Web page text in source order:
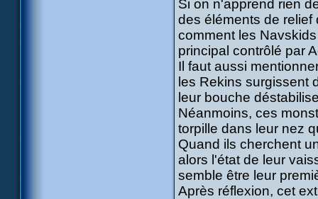
Si on n'apprend rien
des éléments de relief
comment les
principal contrôlé par
Il faut aussi
les Rekins surgissent
leur bouche
Néanmoins, ces
torpille dans leur nez
Quand ils cherchent
alors l'état de leur
semble être leur
Après réflexion, cet